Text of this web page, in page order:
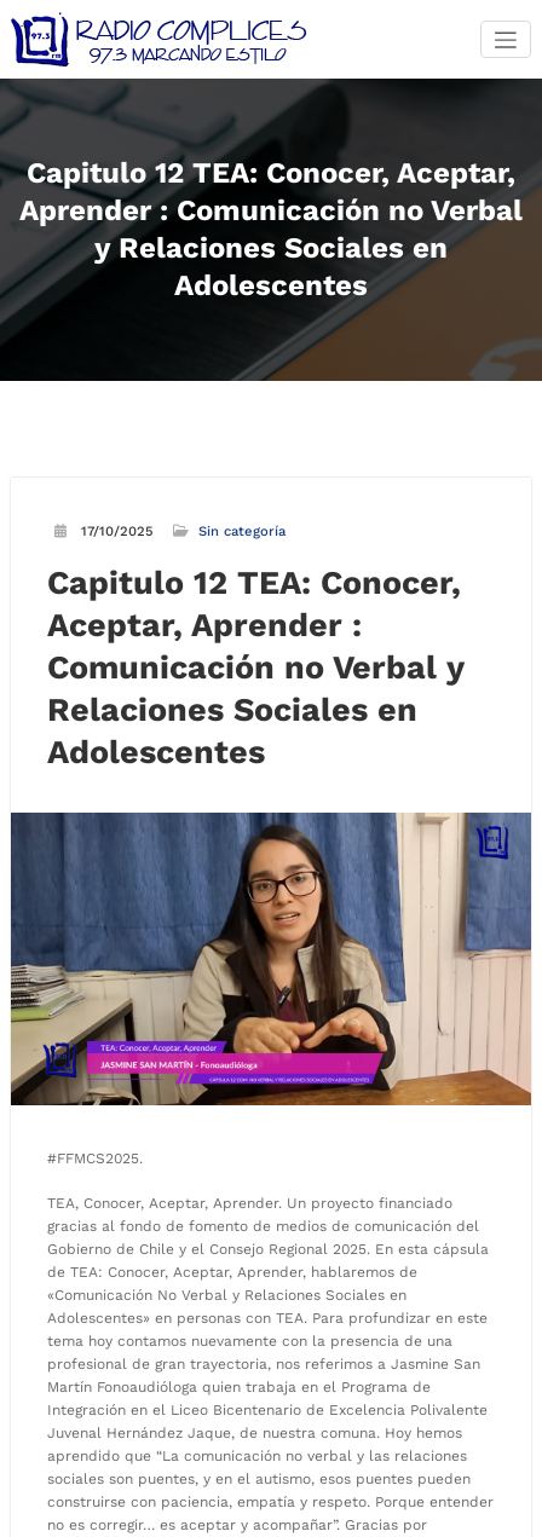
contenido
Capitulo 12 TEA: Conocer, Aceptar,
Aprender : Comunicación no Verbal
y Relaciones Sociales en
Adolescentes
17/10/2025 Sin categoría
Capitulo 12 TEA: Conocer,
Aceptar, Aprender :
Comunicación no Verbal y
Relaciones Sociales en
Adolescentes
#FFMCS2025.
TEA, Conocer, Aceptar, Aprender. Un proyecto financiado
gracias al fondo de fomento de medios de comunicación del
Gobierno de Chile y el Consejo Regional 2025. En esta cápsula
de TEA: Conocer, Aceptar, Aprender, hablaremos de
«Comunicación No Verbal y Relaciones Sociales en
Adolescentes» en personas con TEA. Para profundizar en este
tema hoy contamos nuevamente con la presencia de una
profesional de gran trayectoria, nos referimos a Jasmine San
Martín Fonoaudióloga quien trabaja en el Programa de
Integración en el Liceo Bicentenario de Excelencia Polivalente
Juvenal Hernández Jaque, de nuestra comuna. Hoy hemos
aprendido que “La comunicación no verbal y las relaciones
sociales son puentes, y en el autismo, esos puentes pueden
construirse con paciencia, empatía y respeto. Porque entender
no es corregir… es aceptar y acompañar”. Gracias por